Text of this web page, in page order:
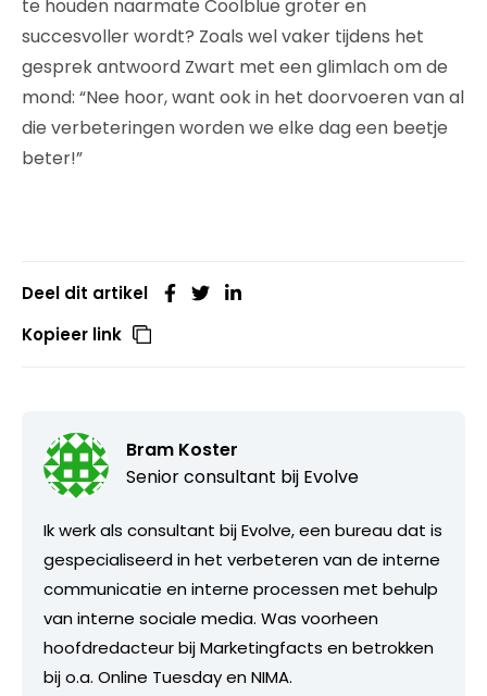
te houden naarmate Coolblue groter en
succesvoller wordt? Zoals wel vaker tijdens het
gesprek antwoord Zwart met een glimlach om de
mond: “Nee hoor, want ook in het doorvoeren van al
die verbeteringen worden we elke dag een beetje
beter!”
Deel dit artikel
Kopieer link
Bram Koster
Senior consultant bij Evolve
Ik werk als consultant bij Evolve, een bureau dat is
gespecialiseerd in het verbeteren van de interne
communicatie en interne processen met behulp
van interne sociale media. Was voorheen
hoofdredacteur bij Marketingfacts en betrokken
bij o.a. Online Tuesday en NIMA.